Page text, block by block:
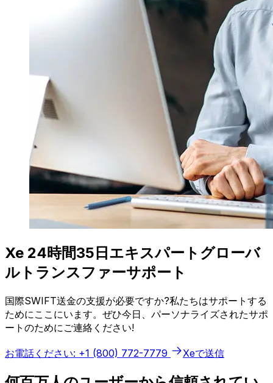
Xe 24時間35日エキスパートグローバ
ルトランスファーサポート
国際SWIFT送金の支援が必要ですか?私たちはサポートする
ためにここにいます。ぜひ今日、パーソナライズされたサポ
ートのためにご連絡ください!
お電話ください: +1 (800) 772-7779 Xeで送信